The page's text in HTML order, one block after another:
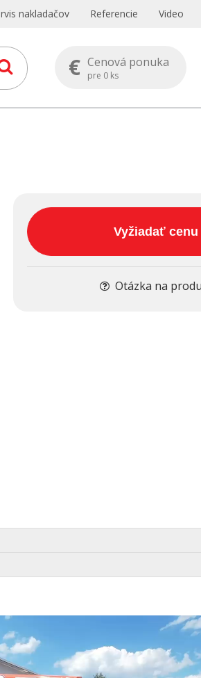
€ Cenová ponuka
pre 0 ks
nakladačov Referencie Video
Vyžiadať cenu
Otázka na